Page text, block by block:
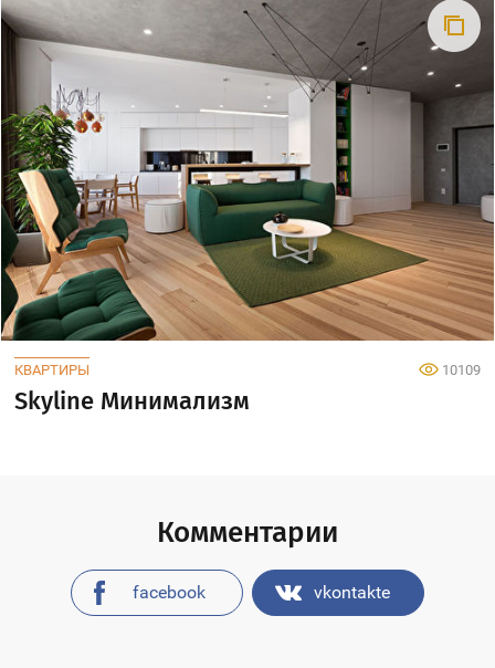
КВАРТИРЫ 10109
Skyline Минимализм
Комментарии
facebook vkontakte